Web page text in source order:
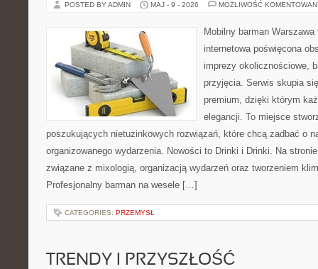
POSTED BY ADMIN MAJ - 9 - 2026 MOŻLIWOŚĆ
Mobilny barman
internetowa poświęcona
imprezy okolicznościowe,
przyjęcia. Serwis skupia
premium, dzięki którym
elegancji. To miejsce
poszukujących nietuzinkowych rozwiązań, które chcą zadbać o
organizowanego wydarzenia. Nowości to Drinki i Drinki. Na
związane z mixologią, organizacją wydarzeń oraz tworzeniem
Profesjonalny barman na wesele […]
CATEGORIES: PRZEMYSŁ
TRENDY I PRZYSZŁOŚĆ